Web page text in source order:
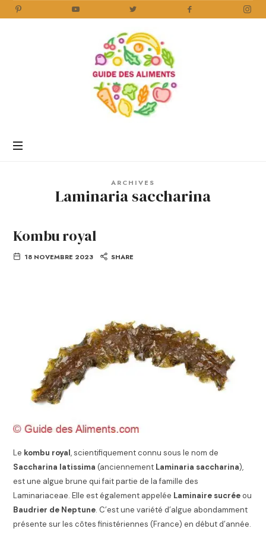
Aliments
ARCHIVES
Laminaria saccharina
Kombu royal
18 NOVEMBRE 2023 SHARE
Le kombu royal, scientifiquement connu sous le nom de
Saccharina latissima (anciennement Laminaria saccharina),
est une algue brune qui fait partie de la famille des
Laminariaceae. Elle est également appelée Laminaire sucréeou
Baudrier de Neptune. C’est une variété d’algue abondamment
présente sur les côtes finistériennes (France) en début d’année.